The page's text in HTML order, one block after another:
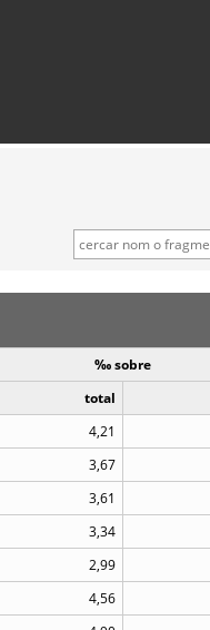
‰ sobre
total
4,21
3,67
3,61
3,34
2,99
4,56